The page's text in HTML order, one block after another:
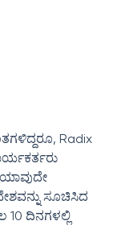
Radix
ಸೂಚಿಸಿದ
10 ದಿನಗಳಲ್ಲಿ